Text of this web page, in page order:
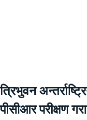
त्रिभुवन
पीसीआर परीक्षण